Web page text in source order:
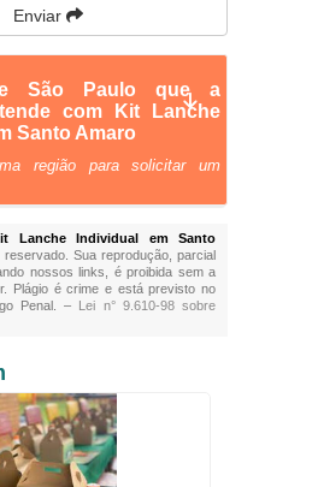
Enviar
São Paulo que a
com Kit Lanche
Santo Amaro
região para solicitar um
Lanche Individual em Santo
Sua reprodução, parcial
nossos links, é proibida sem a
Plágio é crime e está previsto no
Penal. – Lei n° 9.610-98 sobre